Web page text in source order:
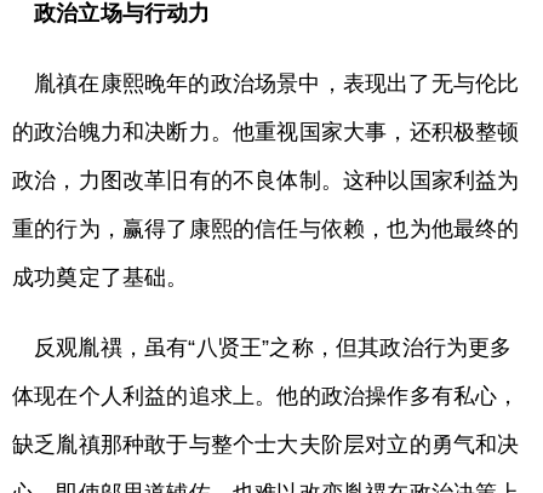
政治立场与行动力
胤禛在康熙晚年的政治场景中，表现出了无与伦比
的政治魄力和决断力。他重视国家大事，还积极整顿
政治，力图改革旧有的不良体制。这种以国家利益为
重的行为，赢得了康熙的信任与依赖，也为他最终的
成功奠定了基础。
反观胤禩，虽有“八贤王”之称，但其政治行为更多
体现在个人利益的追求上。他的政治操作多有私心，
缺乏胤禛那种敢于与整个士大夫阶层对立的勇气和决